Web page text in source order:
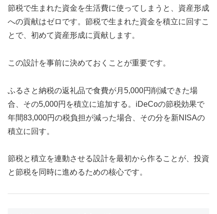
節税で生まれた資金を生活費に使ってしまうと、資産形成
への貢献はゼロです。節税で生まれた資金を積立に回すこ
とで、初めて資産形成に貢献します。
この設計を事前に決めておくことが重要です。
ふるさと納税の返礼品で食費が月5,000円削減できた場
合、その5,000円を積立に追加する。iDeCoの節税効果で
年間83,000円の税負担が減った場合、その分を新NISAの
積立に回す。
節税と積立を連動させる設計を最初から作ることが、投資
と節税を同時に進めるための核心です。